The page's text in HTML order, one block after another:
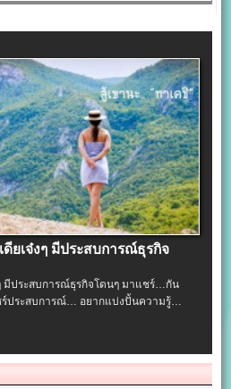
ดียเจ๋งๆ มีประสบการณ์ธุรกิจ
ๆ มีประสบการณ์ธุรกิจโดนๆ มาแชร์…กัน
ร์ประสบการณ์… อยากแบ่งปั้นความรู้…